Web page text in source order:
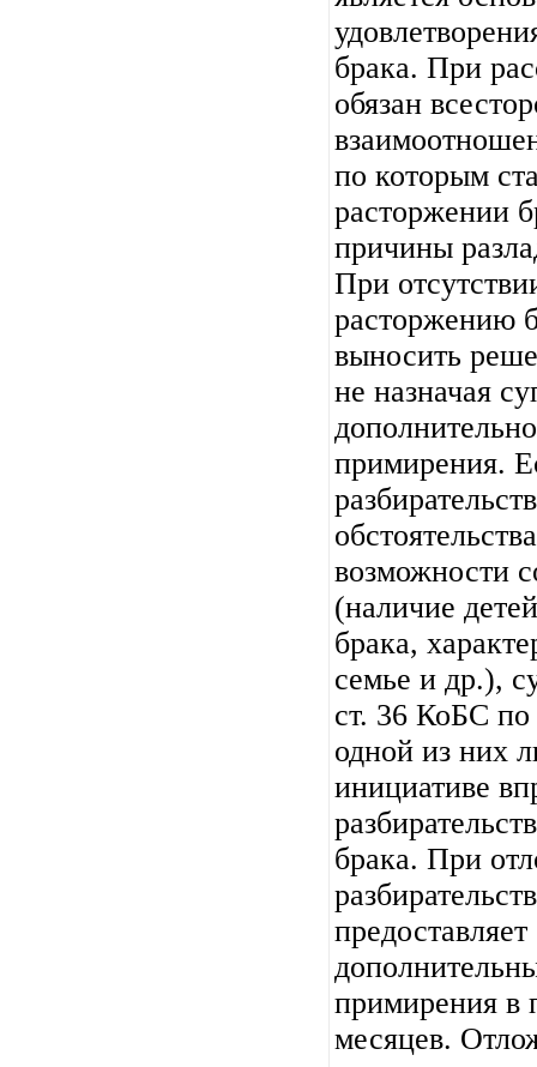
брака. При
обязан
по которым
расторжении
причины
При
расторжению
выносить
не назначая
примирения.
возможности
(наличие
брака,
семье и др.),
ст. 36 КоБС по
одной из них
инициативе
брака. При
примирения в
месяцев.